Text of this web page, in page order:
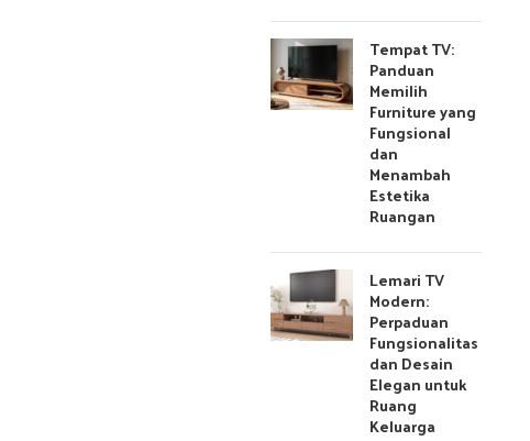
Tempat TV:
Panduan
Memilih
Furniture yang
Fungsional
dan
Menambah
Estetika
Ruangan
Lemari TV
Modern:
Perpaduan
Fungsionalitas
dan Desain
Elegan untuk
Ruang
Keluarga